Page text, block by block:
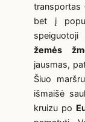
transportas
bet į
žemės
jausmas,
Šiuo
išmaišė
kruizu po